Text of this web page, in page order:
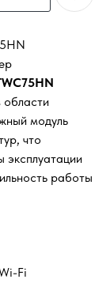
области
модуль
что
эксплуатации
работы
Fi